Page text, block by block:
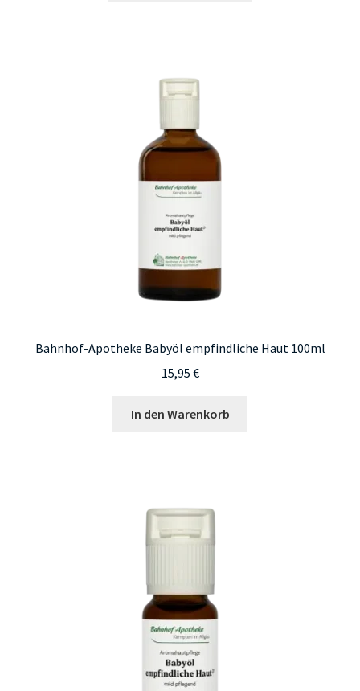
Bahnhof-Apotheke Babyöl empfindliche Haut 100ml
15,95 €
In den Warenkorb